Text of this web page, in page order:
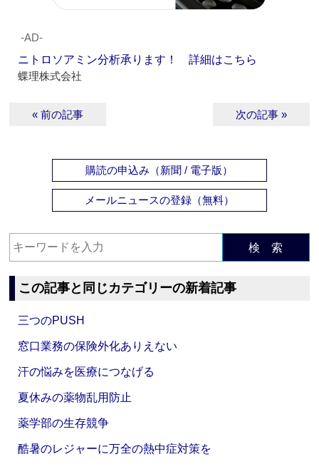
‐AD‐
ニトロソアミン分析承ります！ 詳細はこちら
蝶理株式会社
« 前の記事 次の記事 »
購読の申込み（新聞 / 電子版）
メールニュースの登録（無料）
検 索
この記事と同じカテゴリーの新着記事
三つのPUSH
窓口業務の保険外化ありえない
汗の悩みを医療につなげる
夏休みの薬物乱用防止
薬学部の生存競争
酷暑のレジャーに万全の熱中症対策を